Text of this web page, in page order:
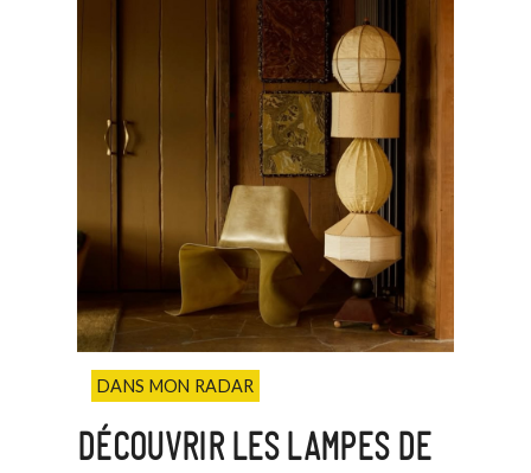
DANS MON RADAR
DÉCOUVRIR LES LAMPES DE